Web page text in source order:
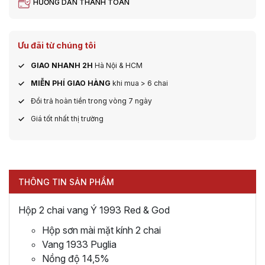
HƯỚNG DẪN THANH TOÁN
Ưu đãi từ chúng tôi
GIAO NHANH 2H Hà Nội & HCM
MIỄN PHÍ GIAO HÀNG khi mua > 6 chai
Đổi trả hoàn tiền trong vòng 7 ngày
Giá tốt nhất thị trường
THÔNG TIN SẢN PHẨM
Hộp 2 chai vang Ý 1993 Red & God
Hộp sơn mài mặt kính 2 chai
Vang 1933 Puglia
Nồng độ 14,5%